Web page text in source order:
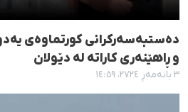
دەستبەسەرکرانی کورتماوەی
و ڕاهێنەری کاراتە لە دێولان
٣ بانەمەڕ ٢٧٢٤، ١٤:٥٩